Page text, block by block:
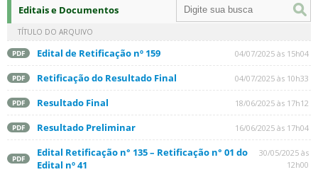
Editais e Documentos
TÍTULO DO ARQUIVO
PDF Edital de Retificação nº 159 04/07/2025 às 15h04
PDF Retificação do Resultado Final 04/07/2025 às 10h33
PDF Resultado Final 18/06/2025 às 17h12
PDF Resultado Preliminar 16/06/2025 às 17h04
PDF
Edital Retificação n° 135 – Retificação n° 01 do
Edital nº 41
30/05/2025 às
12h00